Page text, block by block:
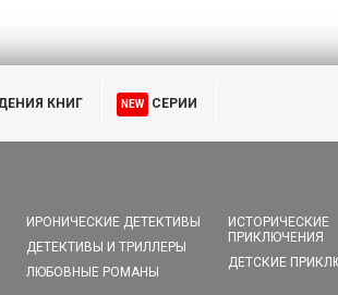
КНИГ NEW СЕРИИ
ИРОНИЧЕСКИЕ ДЕТЕКТИВЫ
ДЕТЕКТИВЫ И ТРИЛЛЕРЫ
ЛЮБОВНЫЕ РОМАНЫ
ИСТОРИЧЕСКИЕ
ПРИКЛЮЧЕНИЯ
ДЕТСКИЕ